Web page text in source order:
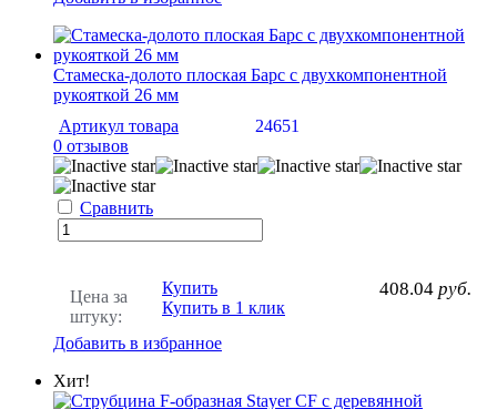
Стамеска-долото плоская Барс с двухкомпонентной
рукояткой 26 мм
Артикул товара
24651
0 отзывов
Сравнить
Цена за
штуку:
408.04 руб.
Купить
Купить в 1 клик
Добавить в избранное
Хит!